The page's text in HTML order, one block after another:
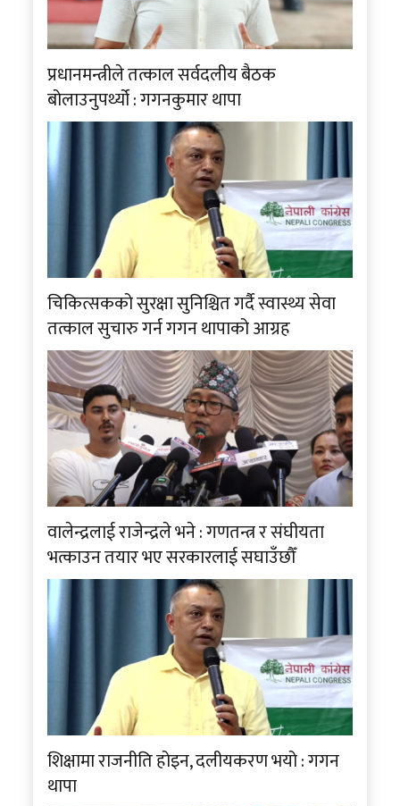
प्रधानमन्त्रीले तत्काल सर्वदलीय बैठक
बोलाउनुपर्थ्यो : गगनकुमार थापा
चिकित्सकको सुरक्षा सुनिश्चित गर्दै स्वास्थ्य सेवा
तत्काल सुचारु गर्न गगन थापाको आग्रह
वालेन्द्रलाई राजेन्द्रले भने : गणतन्त्र र संघीयता
भत्काउन तयार भए सरकारलाई सघाउँछौँ
शिक्षामा राजनीति होइन, दलीयकरण भयो : गगन
थापा